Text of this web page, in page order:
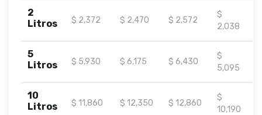
2
Litros
$ 2,372 $ 2,470 $ 2,572
$
2,038
5
Litros
$ 5,930 $ 6,175 $ 6,430
$
5,095
10
Litros
$ 11,860 $ 12,350 $ 12,860
$
10,190